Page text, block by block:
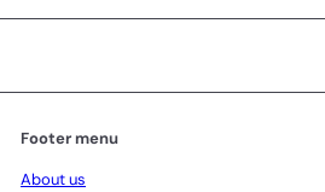
Footer menu
About us